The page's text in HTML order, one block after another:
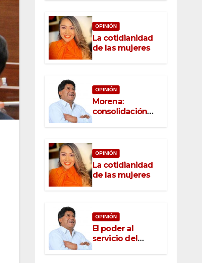
OPINIÓN
La cotidianidad
de las mujeres
OPINIÓN
Morena:
consolidación
con raíz, rumbo
OPINIÓN
La cotidianidad
de las mujeres
OPINIÓN
El poder al
servicio del
pueblo: la nueva